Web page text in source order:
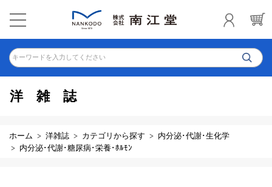
キーワードを入力してください
洋雑誌
ホーム 洋雑誌 カテゴリから探す
内分泌･代謝･生化学
内分泌･代謝･糖尿病･栄養･ﾎﾙﾓﾝ